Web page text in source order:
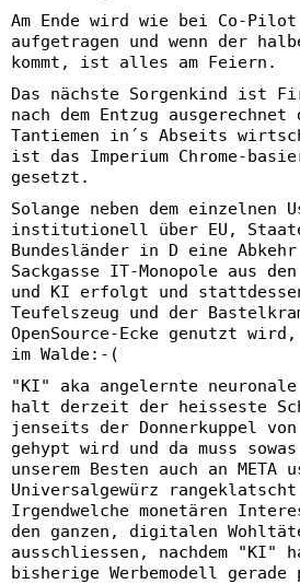
Am Ende wird wie bei Co-
aufgetragen und wenn der
kommt, ist alles am Feiern.
Das nächste Sorgenkind ist
nach dem Entzug ausgerechnet
Tantiemen in´s Abseits
ist das Imperium Chrome-
gesetzt.
Solange neben dem einzelnen
institutionell über EU,
Bundesländer in D eine
Sackgasse IT-Monopole aus
und KI erfolgt und
Teufelszeug und der
OpenSource-Ecke genutzt
im Walde:-(
"KI" aka angelernte neuronale
halt derzeit der heisseste
jenseits der Donnerkuppel
gehypt wird und da muss
unserem Besten auch an META
Universalgewürz rangeklatscht
Irgendwelche monetären
den ganzen, digitalen
ausschliessen, nachdem
bisherige Werbemodell